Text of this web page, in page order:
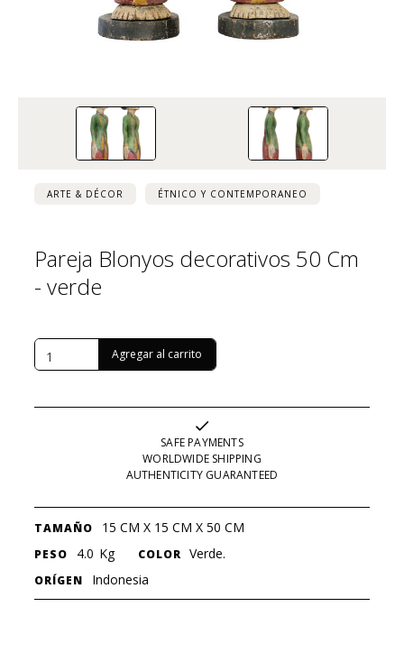
ARTE & DÉCOR ÉTNICO Y CONTEMPORANEO
Pareja Blonyos decorativos 50 Cm
- verde
SAFE PAYMENTS
WORLDWIDE SHIPPING
AUTHENTICITY GUARANTEED
TAMAÑO 15 CM X 15 CM X 50 CM
PESO 4.0 Kg COLOR Verde.
ORÍGEN Indonesia